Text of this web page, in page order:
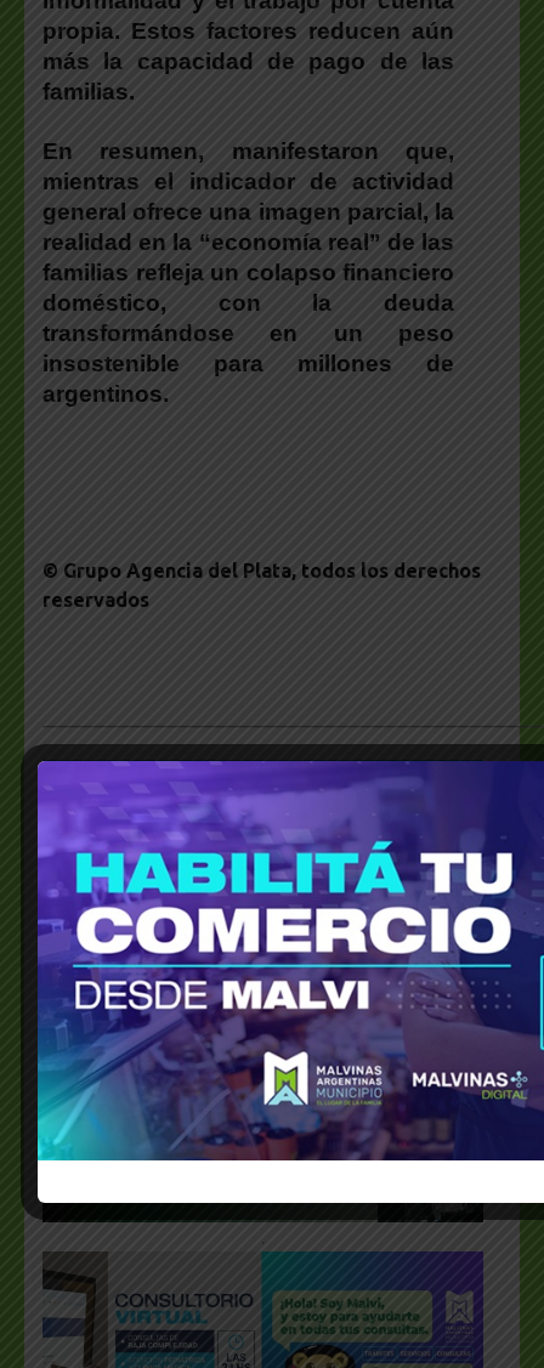
propia. Estos factores reducen aún
más la capacidad de pago de las
familias.
En resumen, manifestaron que,
mientras el indicador de actividad
general ofrece una imagen parcial, la
realidad en la “economía real” de las
familias refleja un colapso financiero
doméstico, con la deuda
transformándose en un peso
insostenible para millones de
argentinos.
© Grupo Agencia del Plata, todos los derechos
reservados
.